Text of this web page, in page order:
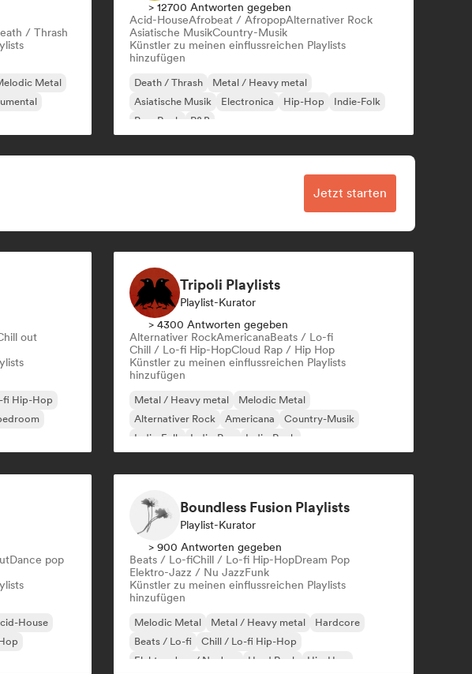
/ Thrash
Metal
> 12700 Antworten gegeben
Acid-HouseAfrobeat / AfropopAlternativer Rock
Asiatische MusikCountry-Musik
Künstler zu meinen einflussreichen Playlists
hinzufügen
Death / Thrash
Metal / Heavy metal
Asiatische Musik
Electronica Hip-Hop
Indie-Folk
Pop-Rock
R&B
Jetzt starten
out
fi Hip-Hop
Tripoli Playlists
Playlist-Kurator
> 4300 Antworten gegeben
Alternativer RockAmericanaBeats / Lo-fi
Chill / Lo-fi Hip-HopCloud Rap / Hip Hop
Künstler zu meinen einflussreichen Playlists
hinzufügen
Metal / Heavy metal
Melodic Metal
Alternativer Rock
Americana
Country-Musik
Indie-Folk
Indie-Pop Indie-Rock
Dance pop
House
Boundless Fusion Playlists
Playlist-Kurator
> 900 Antworten gegeben
Beats / Lo-fiChill / Lo-fi Hip-HopDream Pop
Elektro-Jazz / Nu JazzFunk
Künstler zu meinen einflussreichen Playlists
hinzufügen
Melodic Metal Metal / Heavy metal
Hardcore
Beats / Lo-fi
Chill / Lo-fi Hip-Hop
Elektro-Jazz / Nu Jazz
Hard Rock Hip-Hop